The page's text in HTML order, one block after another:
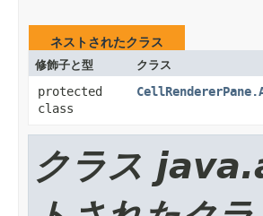
ネストされたクラス
修飾子と型 クラス
protected
class
クラス